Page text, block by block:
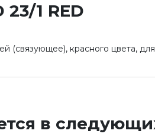
23/1 RED
(связующее), красного цвета,
в